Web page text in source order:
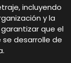
incluyendo
y la
que el
desarrolle de